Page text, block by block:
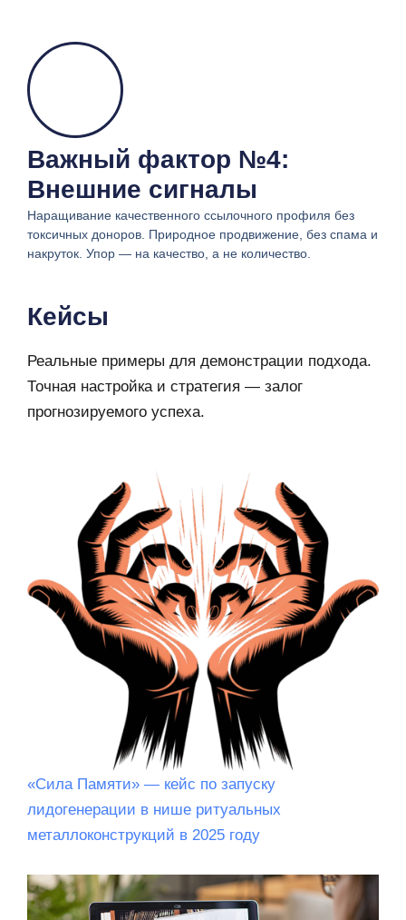
Важный фактор №4:
Внешние сигналы
Наращивание качественного ссылочного профиля без
токсичных доноров. Природное продвижение, без спама и
накруток. Упор — на качество, а не количество.
Кейсы
Реальные примеры для демонстрации подхода.
Точная настройка и стратегия — залог
прогнозируемого успеха.
«Сила Памяти» — кейс по запуску
лидогенерации в нише ритуальных
металлоконструкций в 2025 году